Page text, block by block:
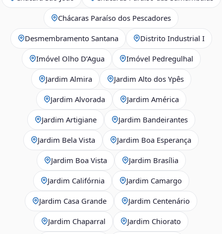
Chácaras Paraíso dos Pescadores
Desmembramento Santana Distrito Industrial I
Imóvel Olho D’Agua Imóvel Pedregulhal
Jardim Almira Jardim Alto dos Ypês
Jardim Alvorada Jardim América
Jardim Artigiane Jardim Bandeirantes
Jardim Bela Vista Jardim Boa Esperança
Jardim Boa Vista Jardim Brasília
Jardim Califórnia Jardim Camargo
Jardim Casa Grande Jardim Centenário
Jardim Chaparral Jardim Chiorato